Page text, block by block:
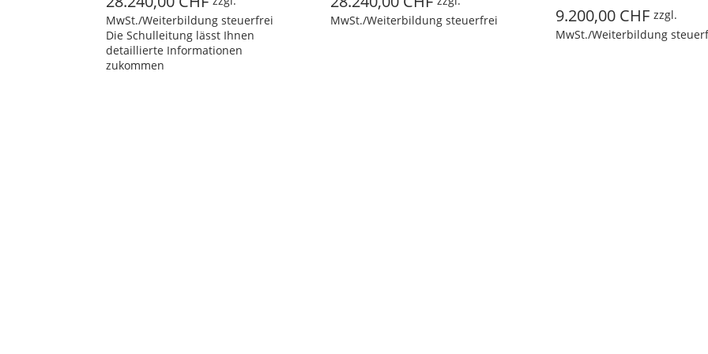
MwSt./Weiterbildung steuerfrei
Die Schulleitung lässt Ihnen
detaillierte Informationen
zukommen
MwSt./Weiterbildung steuerfrei
9.200,00 CHF zzgl.
MwSt./Weiterbildung steuerfrei